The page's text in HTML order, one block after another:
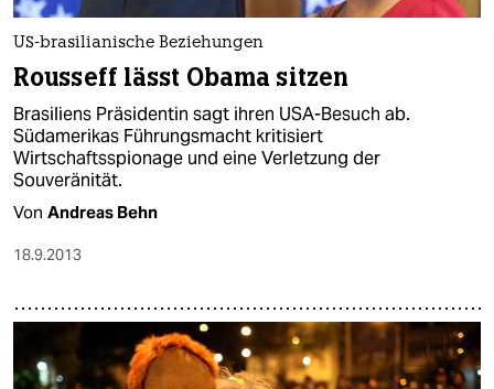
US-brasilianische Beziehungen
Rousseff lässt Obama sitzen
Brasiliens Präsidentin sagt ihren USA-Besuch ab.
Südamerikas Führungsmacht kritisiert
Wirtschaftsspionage und eine Verletzung der
Souveränität.
Von Andreas Behn
18.9.2013